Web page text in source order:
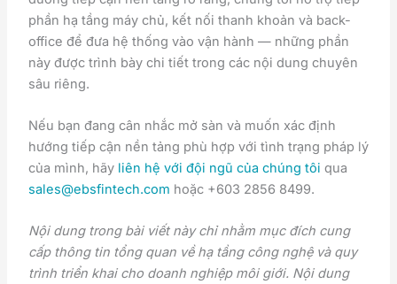
phần hạ tầng máy chủ, kết nối thanh khoản và back-
office để đưa hệ thống vào vận hành — những phần
này được trình bày chi tiết trong các nội dung chuyên
sâu riêng.
Nếu bạn đang cân nhắc mở sàn và muốn xác định
hướng tiếp cận nền tảng phù hợp với tình trạng pháp lý
của mình, hãy liên hệ với đội ngũ của chúng tôi qua
sales@ebsfintech.com hoặc +603 2856 8499.
Nội dung trong bài viết này chỉ nhằm mục đích cung
cấp thông tin tổng quan về hạ tầng công nghệ và quy
trình triển khai cho doanh nghiệp môi giới. Nội dung